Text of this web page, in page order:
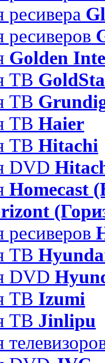
ресиверов
Golden
ТВ
ТВ
ТВ Haier
ТВ Hitachi
DVD
Homecast
ресиверов
ТВ
DVD
ТВ Izumi
ТВ Jinlipu